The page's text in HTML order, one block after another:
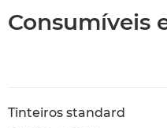
Consumíveis
Tinteiros standard